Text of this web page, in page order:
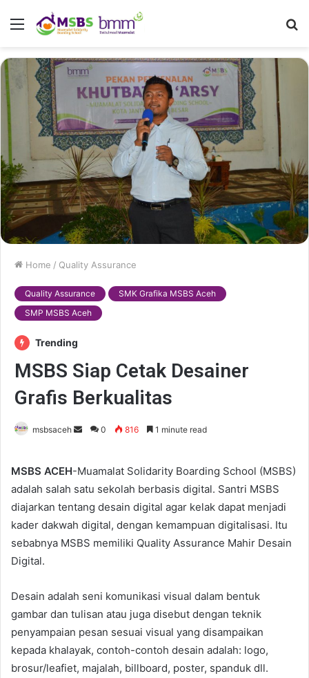
Menu
Home / Quality Assurance
Quality Assurance
SMK Grafika MSBS Aceh
SMP MSBS Aceh
Trending
MSBS Siap Cetak Desainer
Grafis Berkualitas
msbsaceh
a
n
e
m
l
0 816 1 minute read
MSBS ACEH-Muamalat Solidarity Boarding School (MSBS)
adalah salah satu sekolah berbasis digital. Santri MSBS
diajarkan tentang desain digital agar kelak dapat menjadi
kader dakwah digital, dengan kemampuan digitalisasi. Itu
sebabnya MSBS memiliki Quality Assurance Mahir Desain
Digital.
Desain adalah seni komunikasi visual dalam bentuk
gambar dan tulisan atau juga disebut dengan teknik
penyampaian pesan sesuai visual yang disampaikan
kepada khalayak, contoh-contoh desain adalah: logo,
brosur/leafiet, majalah, billboard, poster, spanduk dll.